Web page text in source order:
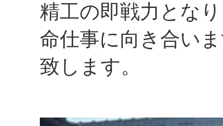
精工の即戦力とな
命仕事に向き合い
致します。